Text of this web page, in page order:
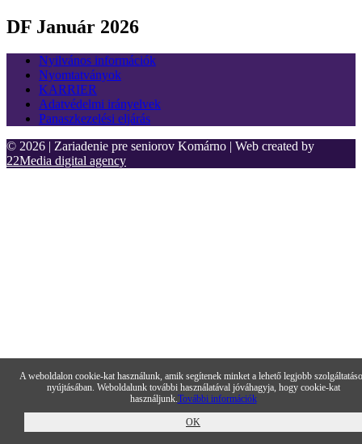
DF Január 2026
Nyilvános információk
Nyomtatványok
KARRIER
Adatvédelmi irányelvek
Panaszkezelési eljárás
© 2026 | Zariadenie pre seniorov Komárno | Web created by
22Media digital agency
A weboldalon cookie-kat használunk, amik segítenek minket a lehető legjobb
nyújtásában. Weboldalunk további használatával jóváhagyja, hogy cookie-kat
használjunk.További információk
OK